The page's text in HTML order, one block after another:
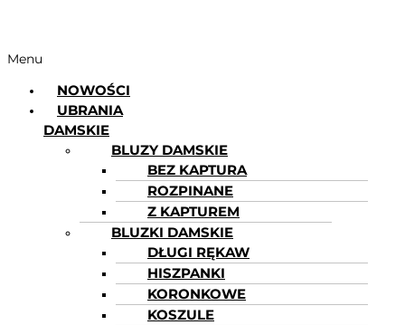
Menu
NOWOŚCI
UBRANIA
DAMSKIE
BLUZY DAMSKIE
BEZ KAPTURA
ROZPINANE
Z KAPTUREM
BLUZKI DAMSKIE
DŁUGI RĘKAW
HISZPANKI
KORONKOWE
KOSZULE